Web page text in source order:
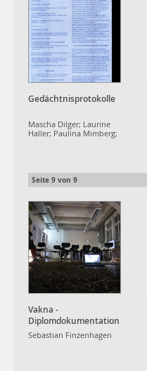
Gedächtnisprotokolle
Mascha Dilger; Laurine
Haller; Paulina Mimberg;
Seite 9 von 9
Vakna -
Diplomdokumentation
Sebastian Finzenhagen